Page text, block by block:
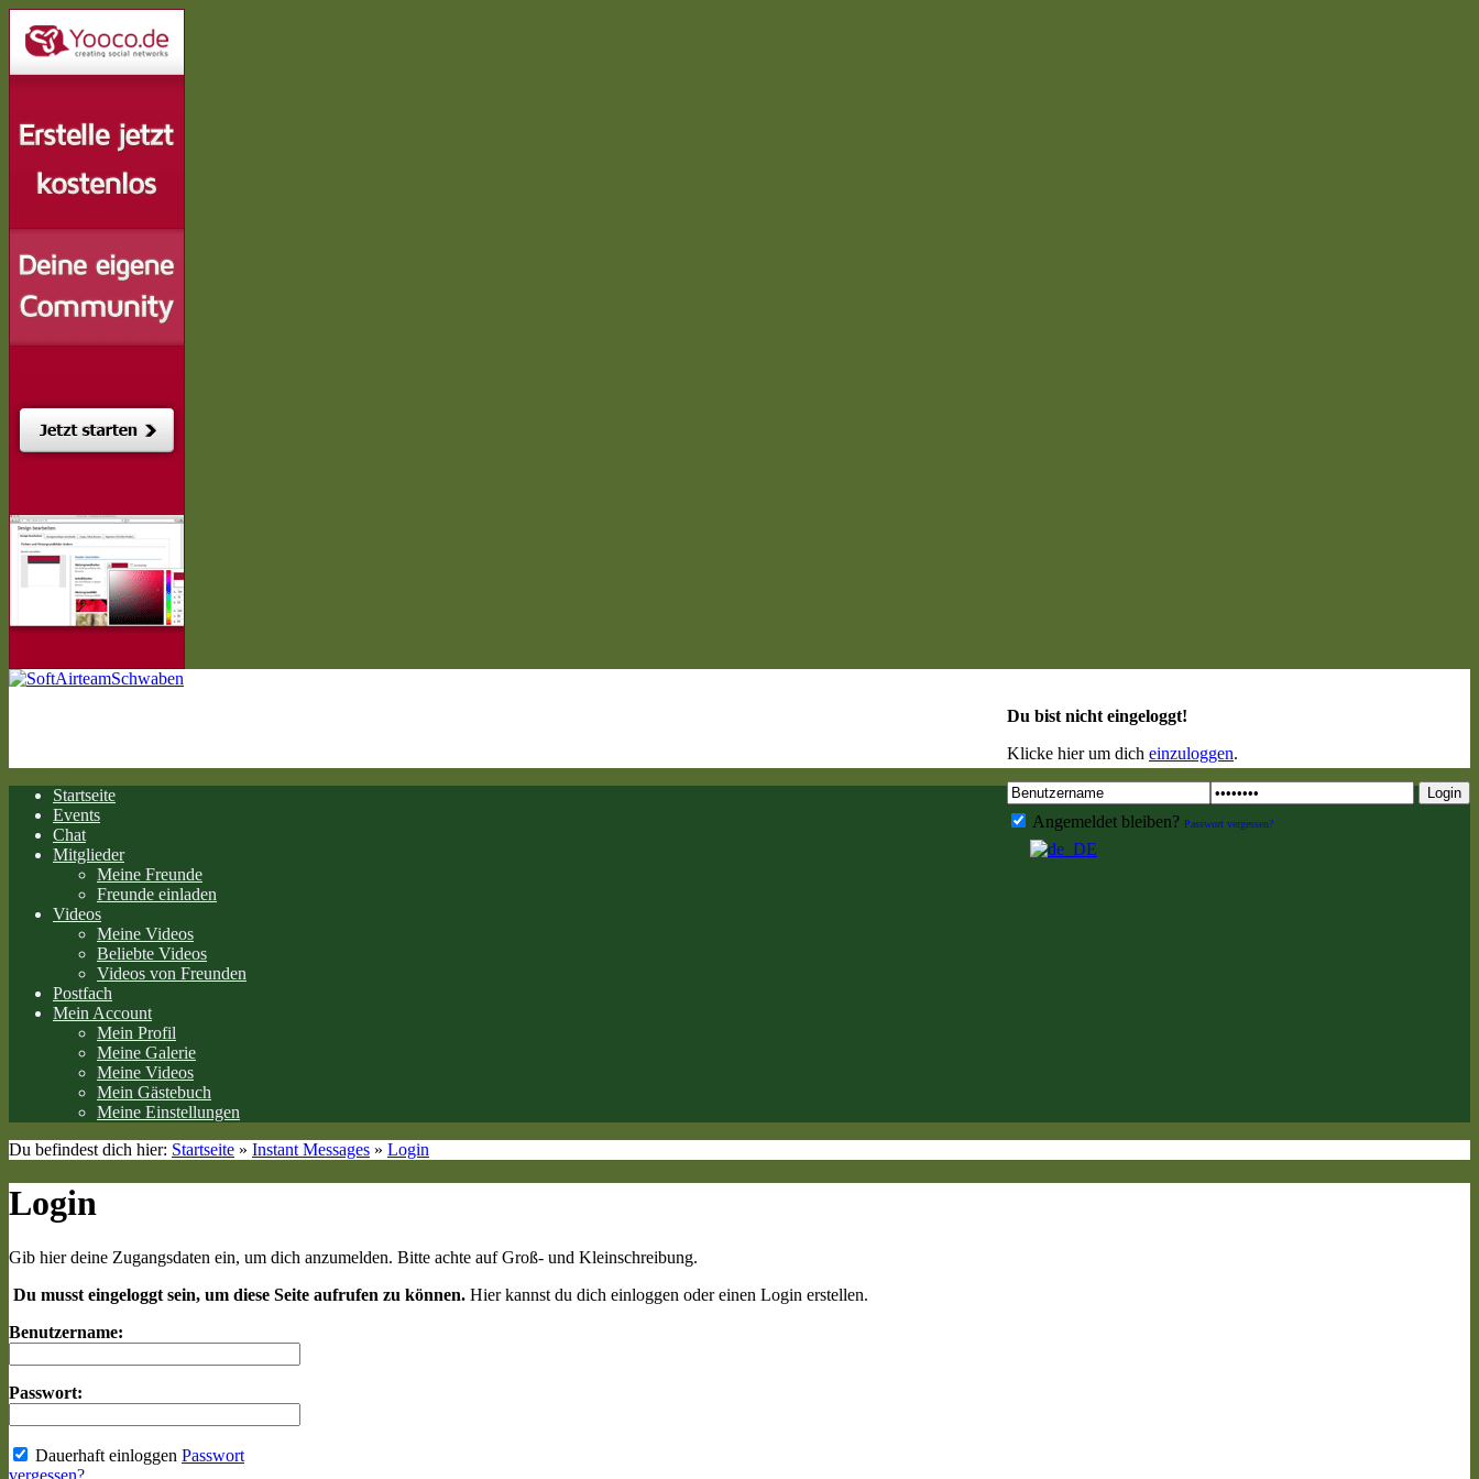
Du bist nicht eingeloggt!
Klicke hier um dich einzuloggen.
Login
Angemeldet bleiben? Passwort vergessen?
Startseite
Events
Chat
Mitglieder
Meine Freunde
Freunde einladen
Videos
Meine Videos
Beliebte Videos
Videos von Freunden
Postfach
Mein Account
Mein Profil
Meine Galerie
Meine Videos
Mein Gästebuch
Meine Einstellungen
Du befindest dich hier: Startseite » Instant Messages » Login
Login
Gib hier deine Zugangsdaten ein, um dich anzumelden. Bitte achte auf Groß- und Kleinschreibung.
Du musst eingeloggt sein, um diese Seite aufrufen zu können. Hier kannst du dich einloggen oder einen Login erstellen.
Benutzername:
Passwort:
Dauerhaft einloggen Passwort
vergessen?